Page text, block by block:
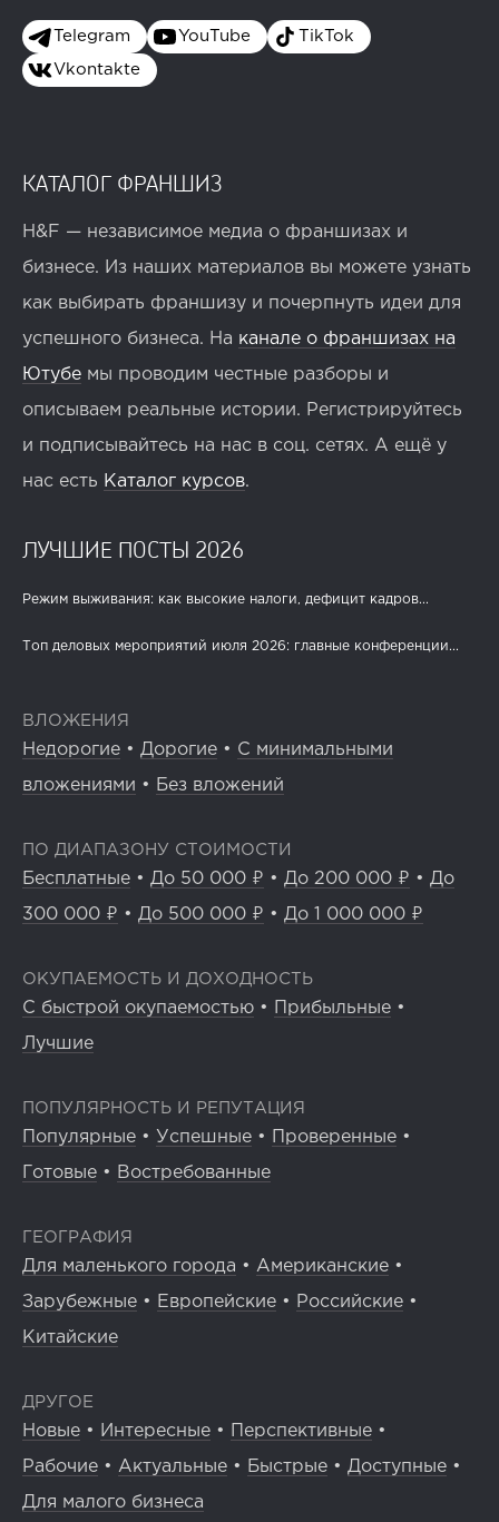
Telegram YouTube TikTok
Vkontakte
КАТАЛОГ ФРАНШИЗ
H&F — независимое медиа о франшизах и
бизнесе. Из наших материалов вы можете узнать
как выбирать франшизу и почерпнуть идеи для
успешного бизнеса. На канале о франшизах на
Ютубе мы проводим честные разборы и
описываем реальные истории. Регистрируйтесь
и подписывайтесь на нас в соц. сетях. А ещё у
нас есть Каталог курсов.
ЛУЧШИЕ ПОСТЫ 2026
Режим выживания: как высокие налоги, дефицит кадров...
Топ деловых мероприятий июля 2026: главные конференции...
ВЛОЖЕНИЯ
Недорогие • Дорогие • С минимальными
вложениями • Без вложений
ПО ДИАПАЗОНУ СТОИМОСТИ
Бесплатные • До 50 000 ₽ • До 200 000 ₽ • До
300 000 ₽ • До 500 000 ₽ • До 1 000 000 ₽
ОКУПАЕМОСТЬ И ДОХОДНОСТЬ
С быстрой окупаемостью • Прибыльные •
Лучшие
ПОПУЛЯРНОСТЬ И РЕПУТАЦИЯ
Популярные • Успешные • Проверенные •
Готовые • Востребованные
ГЕОГРАФИЯ
Для маленького города • Американские •
Зарубежные • Европейские • Российские •
Китайские
ДРУГОЕ
Новые • Интересные • Перспективные •
Рабочие • Актуальные • Быстрые • Доступные •
Для малого бизнеса